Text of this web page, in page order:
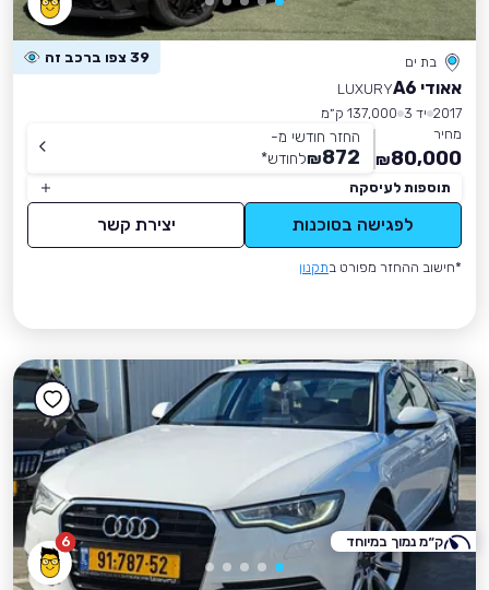
בת ים 39 צפו ברכב זה
אאודי A6
LUXURY
2017 יד 3
137,000 ק״מ
מחיר
80,000
₪
החזר חודשי מ-
872
₪לחודש*
תוספות לעיסקה
לפגישה בסוכנות יצירת קשר
*חישוב ההחזר מפורט בתקנון
6 ק״מ נמוך במיוחד